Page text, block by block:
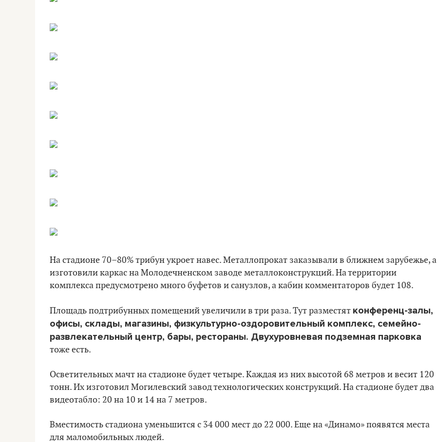
На стадионе 70–80% трибун укроет навес. Металлопрокат заказывали в ближнем зарубежье, а
изготовили каркас на Молодечненском заводе металлоконструкций. На территории
комплекса предусмотрено много буфетов и санузлов, а кабин комментаторов будет 108.
Площадь подтрибунных помещений увеличили в три раза. Тут разместят конференц-залы,
офисы, склады, магазины, физкультурно-оздоровительный комплекс, семейно-
развлекательный центр, бары, рестораны. Двухуровневая подземная парковка
тоже есть.
Осветительных мачт на стадионе будет четыре. Каждая из них высотой 68 метров и весит 120
тонн. Их изготовил Могилевский завод технологических конструкций. На стадионе будет два
видеотабло: 20 на 10 и 14 на 7 метров.
Вместимость стадиона уменьшится с 34 000 мест до 22 000. Еще на «Динамо» появятся места
для маломобильных людей.